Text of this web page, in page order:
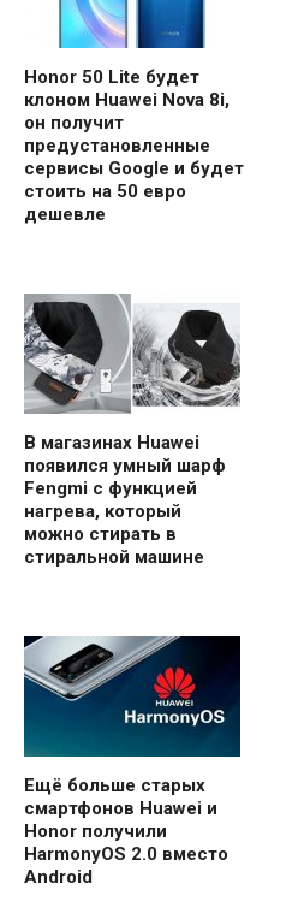
Honor 50 Lite будет
клоном Huawei Nova 8i,
он получит
предустановленные
сервисы Google и будет
стоить на 50 евро
дешевле
В магазинах Huawei
появился умный шарф
Fengmi с функцией
нагрева, который
можно стирать в
стиральной машине
Ещё больше старых
смартфонов Huawei и
Honor получили
HarmonyOS 2.0 вместо
Android